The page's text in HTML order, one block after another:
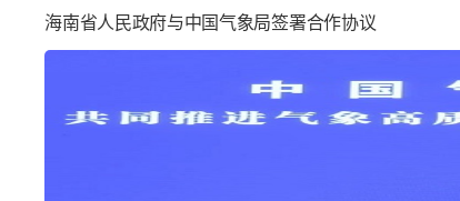
海南省人民政府与中国气象局签署合作协议